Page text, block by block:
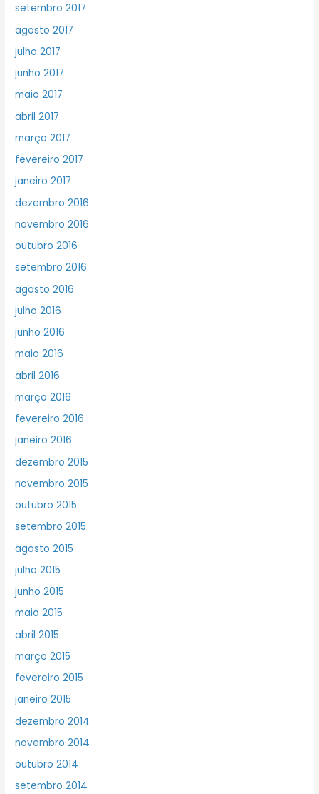
setembro 2017
agosto 2017
julho 2017
junho 2017
maio 2017
abril 2017
março 2017
fevereiro 2017
janeiro 2017
dezembro 2016
novembro 2016
outubro 2016
setembro 2016
agosto 2016
julho 2016
junho 2016
maio 2016
abril 2016
março 2016
fevereiro 2016
janeiro 2016
dezembro 2015
novembro 2015
outubro 2015
setembro 2015
agosto 2015
julho 2015
junho 2015
maio 2015
abril 2015
março 2015
fevereiro 2015
janeiro 2015
dezembro 2014
novembro 2014
outubro 2014
setembro 2014